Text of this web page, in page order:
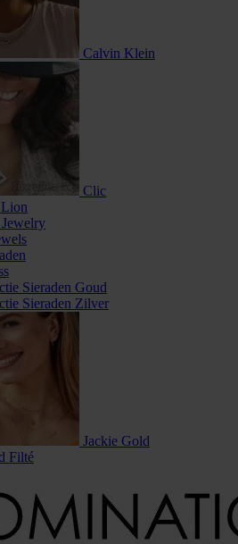
Calvin Klein
Clic
Sieraden Goud
Sieraden Zilver
Jackie Gold
Filté